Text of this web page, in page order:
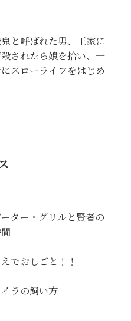
と呼ばれた男、王家に
されたら娘を拾い、一
スローライフをはじめ
ター・グリルと賢者の
でおしごと！！
イラの飼い方